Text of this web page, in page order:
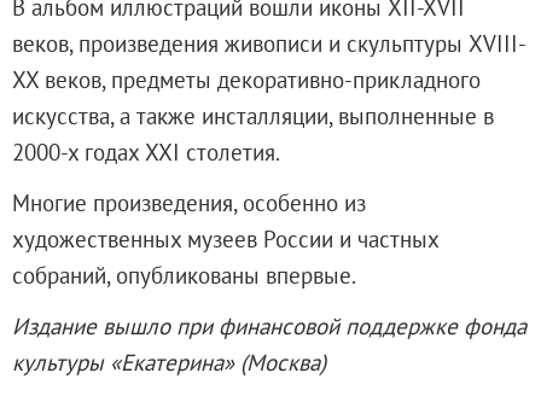
Генеральный директор
Дирекция
Дворцы и сады
Михайловский дворец
Михайловский (Инженерный) замок
Мраморный дворец
Строгановский дворец
Домик Петра I
Летний дворец Петра I
В альбом иллюстраций вошли иконы XII-XVII
веков, произведения живописи и скульптуры XVIII-
XX веков, предметы декоративно-прикладного
искусства, а также инсталляции, выполненные в
2000-х годах XXI столетия.
Многие произведения, особенно из
художественных музеев России и частных
собраний, опубликованы впервые.
Издание вышло при финансовой поддержке фонда
культуры «Екатерина» (Москва)